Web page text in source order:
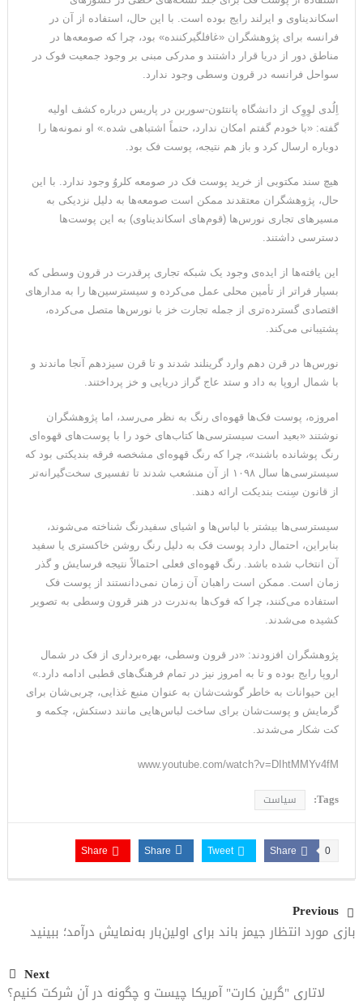
اسکاندیناوی و ایرلند رایج بوده است. با این حال، استفاده از آن در
فرانسه برای پژوهشگران «غافلگیرکننده» بود، چرا که صومعه‌ها در
مناطق دور از دریا قرار داشتند و مدرکی مبنی بر وجود جمعیت فوک در
سواحل فرانسه در قرون وسطی وجود ندارد.
اِلُدی لوِوِک از دانشگاه پانتئون-سوربن در پاریس درباره کشف اولیه
گفته: «با خودم گفتم امکان ندارد، حتماً اشتباهی شده.» او نمونه‌ها را
دوباره ارسال کرد و باز هم نتیجه، پوست فک بود.
هیچ سند مکتوبی از خرید پوست فک در صومعه کلروُ وجود ندارد. با این
حال، پژوهشگران معتقدند ممکن است صومعه‌ها به دلیل نزدیکی به
مسیرهای تجاری نورس‌ها (قوم‌های اسکاندیناوی) به این پوست‌ها
دسترسی داشتند.
این یافته‌ها از ایده‌ی وجود یک شبکه تجاری پرقدرت در قرون وسطی که
بسیار فراتر از تأمین محلی عمل می‌کرده و سیسترسین‌ها را به مدارهای
اقتصادی گسترده‌تری از جمله تجارت خز با نورس‌ها متصل می‌کرده،
پشتیبانی می‌کند.
نورس‌ها در قرن دهم وارد گرینلند شدند و تا قرن سیزدهم آنجا ماندند و
با شمال اروپا به داد و ستد عاج گراز دریایی و خز پرداختند.
امروزه، پوست فک‌ها قهوه‌ای رنگ به نظر می‌رسد، اما پژوهشگران
نوشتند «بعید است سیسترسی‌ها کتاب‌های خود را با پوست‌های قهوه‌ای
رنگ پوشانده باشند»، چرا که رنگ قهوه‌ای مشخصه فرقه بندیکتی بود که
سیسترسی‌ها سال ۱۰۹۸ از آن منشعب شدند تا تفسیری سخت‌گیرانه‌تر
از قانون سِنت بندیکت ارائه دهند.
سیسترسی‌ها بیشتر با لباس‌ها و اشیای سفیدرنگ شناخته می‌شوند،
بنابراین، احتمال دارد پوست فک به دلیل رنگ روشن خاکستری یا سفید
آن انتخاب شده باشد. رنگ قهوه‌ای فعلی احتمالاً نتیجه فرسایش و گذر
زمان است. ممکن است راهبان آن زمان نمی‌دانستند از پوست فک
استفاده می‌کنند، چرا که فوک‌ها به‌ندرت در هنر قرون وسطی به تصویر
کشیده می‌شدند.
پژوهشگران افزودند: «در قرون وسطی، بهره‌برداری از فک در شمال
اروپا رایج بوده و تا به امروز نیز در تمام فرهنگ‌های قطبی ادامه دارد.»
این حیوانات به خاطر گوشت‌شان به عنوان منبع غذایی، چربی‌شان برای
گرمایش و پوست‌شان برای ساخت لباس‌هایی مانند دستکش، چکمه و
کت شکار می‌شدند.
www.youtube.com/watch?v=DIhtMMYv4fM
Tags: سیاست
Share 0
Tweet
Share
Share
Previous
بازی مورد انتظار جیمز باند برای اولین‌بار به‌نمایش درآمد؛ ببینید
Next
لاتاری "گرین کارت" آمریکا چیست و چگونه در آن شرکت کنیم؟